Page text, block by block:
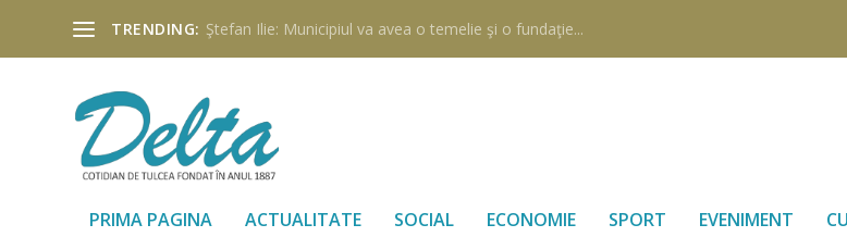
TRENDING: Ştefan Ilie: Municipiul va avea o temelie şi o fundaţie...
PRIMA PAGINA ACTUALITATE SOCIAL ECONOMIE SPORT EVENIMENT